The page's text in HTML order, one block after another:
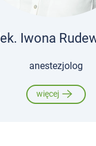
lek. Iwona
anestezjolog
więcej